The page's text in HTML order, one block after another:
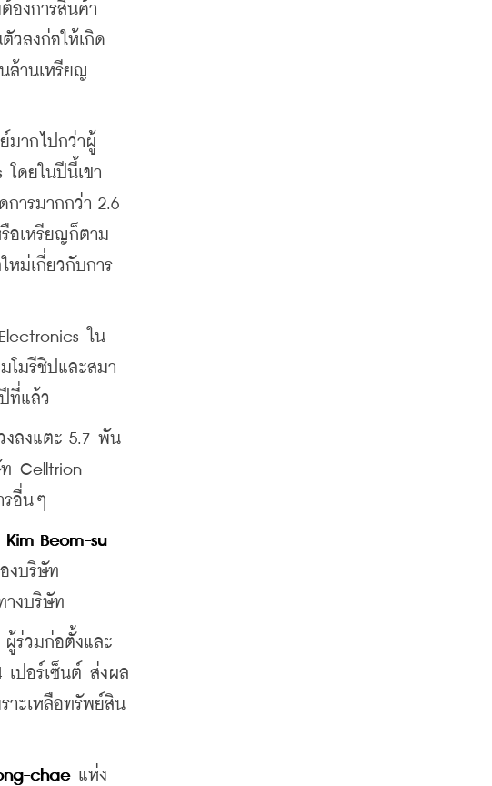
องการสินค้า
วลงก่อให้เกิด
ล้านเหรียญ
มากไปกว่าผู้
ดยในปีนี้เขา
ารมากกว่า 2.6
อเหรียญก็ตาม
ม่เกี่ยวกับการ
ใน
โมรีชิปและสมา
ที่แล้ว
ลงแตะ 5.7 พัน
Celltrion
รอื่นๆ
Kim Beom-su
งบริษัท
างบริษัท
ร่วมก่อตั้งและ
เปอร์เซ็นต์ ส่งผล
าะเหลือทรัพย์สิน
chae แห่ง